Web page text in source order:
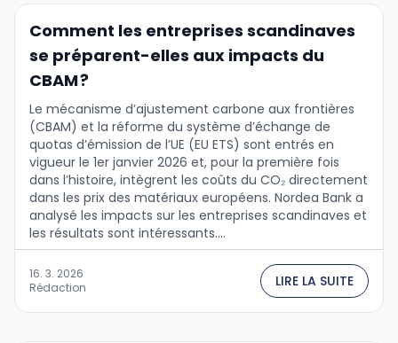
Comment les entreprises scandinaves
se préparent-elles aux impacts du
CBAM ?
Le mécanisme d’ajustement carbone aux frontières
(CBAM) et la réforme du système d’échange de
quotas d’émission de l’UE (EU ETS) sont entrés en
vigueur le 1er janvier 2026 et, pour la première fois
dans l’histoire, intègrent les coûts du CO₂ directement
dans les prix des matériaux européens. Nordea Bank a
analysé les impacts sur les entreprises scandinaves et
les résultats sont intéressants....
16. 3. 2026
Rédaction
LIRE LA SUITE